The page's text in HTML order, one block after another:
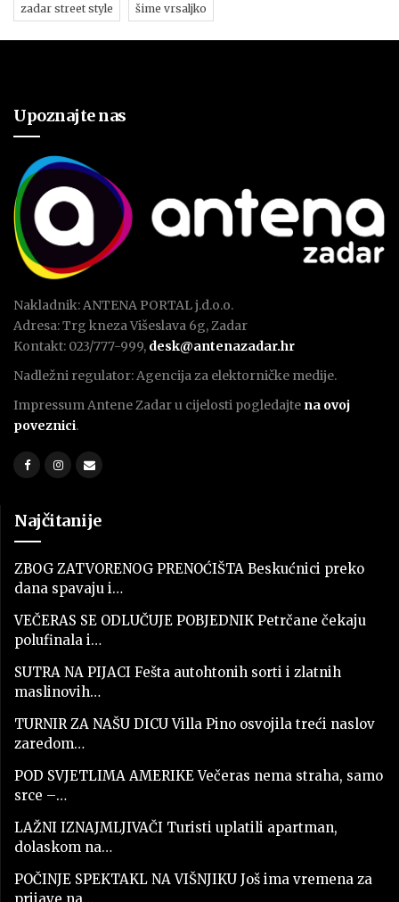
zadar street style šime vrsaljko
Upoznajte nas
Nakladnik: ANTENA PORTAL j.d.o.o.
Adresa: Trg kneza Višeslava 6g, Zadar
Kontakt: 023/777-999, desk@antenazadar.hr
Nadležni regulator: Agencija za elektorničke medije.
Impressum Antene Zadar u cijelosti pogledajte na ovoj
poveznici.
Najčitanije
ZBOG ZATVORENOG PRENOĆIŠTA Beskućnici preko
dana spavaju i…
VEČERAS SE ODLUČUJE POBJEDNIK Petrčane čekaju
polufinala i…
SUTRA NA PIJACI Fešta autohtonih sorti i zlatnih
maslinovih…
TURNIR ZA NAŠU DICU Villa Pino osvojila treći naslov
zaredom…
POD SVJETLIMA AMERIKE Večeras nema straha, samo
srce –…
LAŽNI IZNAJMLJIVAČI Turisti uplatili apartman,
dolaskom na…
POČINJE SPEKTAKL NA VIŠNJIKU Još ima vremena za